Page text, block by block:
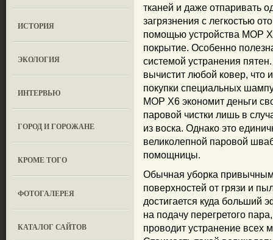
ИСТОРИЯ
ЭКОЛОГИЯ
ИНТЕРВЬЮ
ГОРОД И ГОРОЖАНЕ
КРОМЕ ТОГО
ФОТОГАЛЕРЕЯ
КАТАЛОГ САЙТОВ
тканей и даже отпаривать
загрязнения с легкостью
помощью устройства МОР
покрытие. Особенно
системой устранения
вычистит любой ковер, что
покупки специальных
МОР Х6 экономит деньги
паровой чистки лишь в
из воска. Однако это
великолепной паровой
помощницы.
Обычная уборка привычным
поверхностей от грязи и
достигается куда
на подачу перегретого
проводит устранение всех